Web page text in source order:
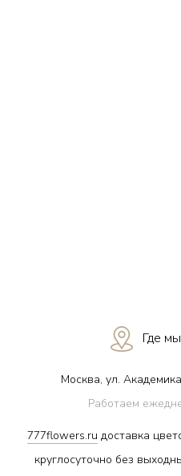
Где
Москва, ул.
Работаем
777flowers.ru доставка
круглосуточно без